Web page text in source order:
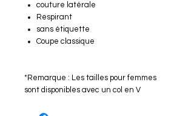
couture latérale
Respirant
sans étiquette
Coupe classique
*Remarque : Les tailles pour femmes
sont disponibles avec un col en V